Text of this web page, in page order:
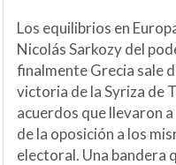
Los equilibrios en
Nicolás Sarkozy del
finalmente Grecia sale
victoria de la Syriza de
acuerdos que llevaron
de la oposición a los
electoral. Una bandera